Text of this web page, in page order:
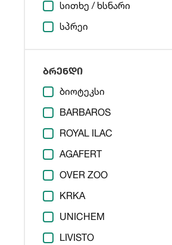
სითხე / ხსნარი
სპრეი
ბრენდი
ბიოტეკსი
BARBAROS
ROYAL ILAC
AGAFERT
OVER ZOO
KRKA
UNICHEM
LIVISTO